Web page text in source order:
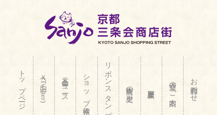
トップページ Ｘ(旧Twitter) 三条会ニュース ショップ検索 リボンスタンプ 商店街の歴史 交通のご案内 お問合わせ